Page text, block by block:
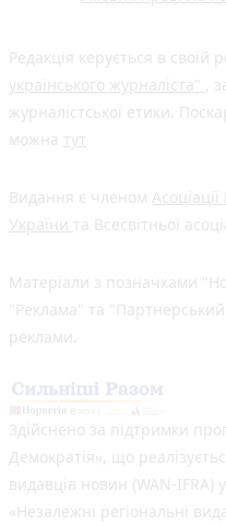
Редакція керується в своїй
українського журналіста" ,
журналістської етики.
можна тут
Видання є членом
України та Всесвітньої
Матеріали з позначками
"Реклама" та
реклами.
Здійснено за підтримки
Демократія», що
видавців новин (WAN-IFRA)
«Незалежні регіональні